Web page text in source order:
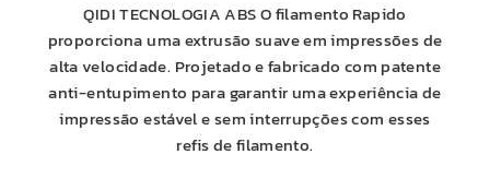
QIDITECNOLOGIAABSO filamento Rapido
proporciona uma extrusão suave em impressões de
alta velocidade. Projetado e fabricado com patente
anti-entupimento para garantir uma experiência de
impressão estável e sem interrupções com esses
refis de filamento.